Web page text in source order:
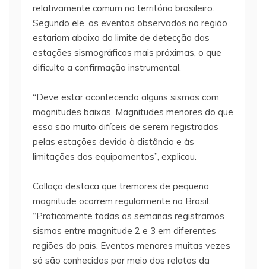
relativamente comum no território brasileiro.
Segundo ele, os eventos observados na região
estariam abaixo do limite de detecção das
estações sismográficas mais próximas, o que
dificulta a confirmação instrumental.
“Deve estar acontecendo alguns sismos com
magnitudes baixas. Magnitudes menores do que
essa são muito difíceis de serem registradas
pelas estações devido à distância e às
limitações dos equipamentos”, explicou.
Collaço destaca que tremores de pequena
magnitude ocorrem regularmente no Brasil.
“Praticamente todas as semanas registramos
sismos entre magnitude 2 e 3 em diferentes
regiões do país. Eventos menores muitas vezes
só são conhecidos por meio dos relatos da